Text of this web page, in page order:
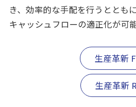
き、効率的な手配を行うととも
キャッシュフローの適正化が可能
生産革新
生産革新